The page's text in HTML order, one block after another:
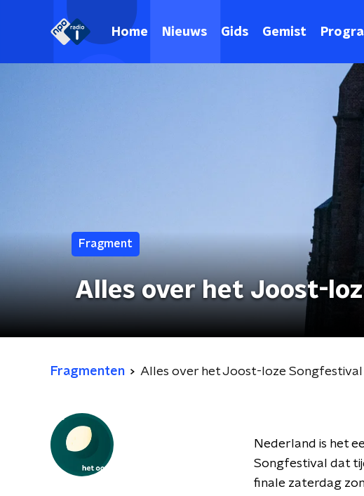
Home Nieuws Gids Gemist
Fragment
Alles over het Joost-
Fragmenten Alles over het Joost-loze Songfestival
Nederland is het
Songfestival dat
finale zaterdag